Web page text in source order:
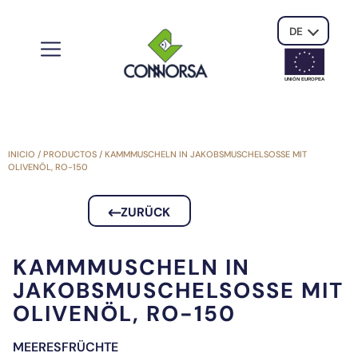
DE
UNIÓN EUROPEA
INICIO / PRODUCTOS / KAMMMUSCHELN IN JAKOBSMUSCHELSOSSE MIT O
LIVENÖL, RO-150
ZURÜCK
KAMMMUSCHELN IN
JAKOBSMUSCHELSOSSE MIT O
LIVENÖL, RO-150
MEERESFRÜCHTE